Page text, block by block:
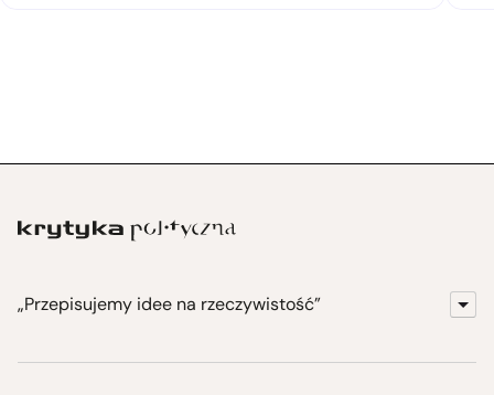
„Przepisujemy idee na rzeczywistość”